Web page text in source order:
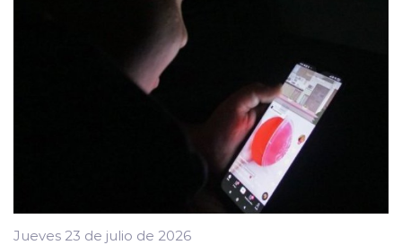
Jueves 23 de julio de 2026